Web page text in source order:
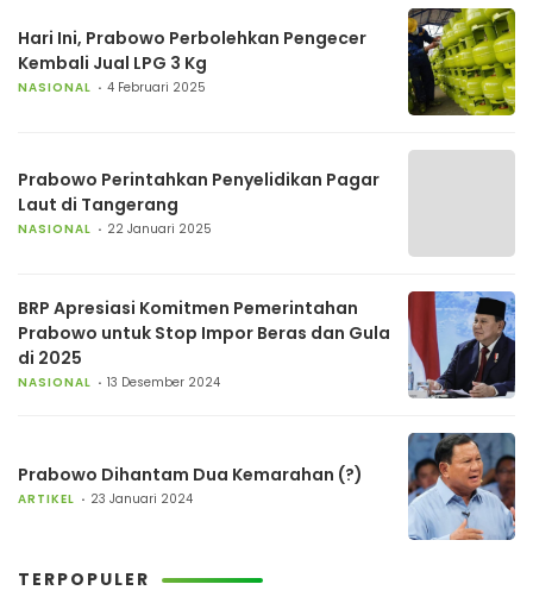
Hari Ini, Prabowo Perbolehkan Pengecer
Kembali Jual LPG 3 Kg
NASIONAL 4 Februari 2025
Prabowo Perintahkan Penyelidikan Pagar
Laut di Tangerang
NASIONAL 22 Januari 2025
BRP Apresiasi Komitmen Pemerintahan
Prabowo untuk Stop Impor Beras dan Gula
di 2025
NASIONAL 13 Desember 2024
Prabowo Dihantam Dua Kemarahan (?)
ARTIKEL 23 Januari 2024
TERPOPULER